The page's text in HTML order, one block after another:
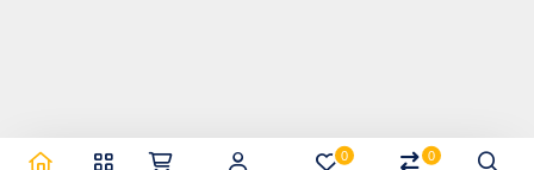
0 0